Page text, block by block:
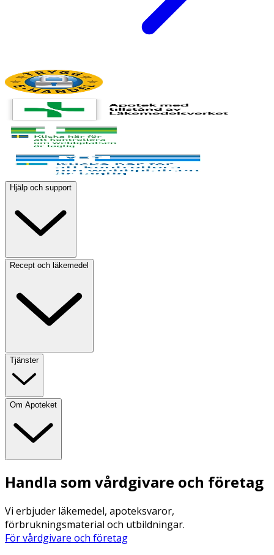
Hjälp och support
Recept och läkemedel
Tjänster
Om Apoteket
Handla som vårdgivare och företag
Vi erbjuder läkemedel, apoteksvaror,
förbrukningsmaterial och utbildningar.
För vårdgivare och företag